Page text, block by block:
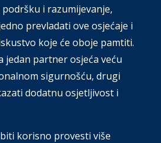
i razumijevanje,
prevladati ove osjećaje i
koje će oboje pamtiti.
jedan partner osjeća veću
sigurnošću, drugi
dodatnu osjetljivost i
korisno provesti više